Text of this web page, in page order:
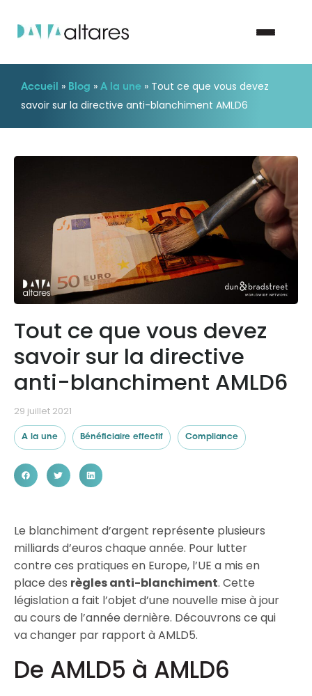
Nous contacter
Vos enjeux
Nos data
Notre groupe
Ressources
Accueil » Blog » A la une » Tout ce que vous devez
savoir sur la directive anti-blanchiment AMLD6
Tout ce que vous devez
savoir sur la directive
anti-blanchiment AMLD6
29 juillet 2021
A la une Bénéficiaire effectif Compliance
Le blanchiment d’argent représente plusieurs
milliards d’euros chaque année. Pour lutter
contre ces pratiques en Europe, l’UE a mis en
place des règles anti-blanchiment. Cette
législation a fait l’objet d’une nouvelle mise à jour
au cours de l’année dernière. Découvrons ce qui
va changer par rapport à AMLD5.
De AMLD5 à AMLD6